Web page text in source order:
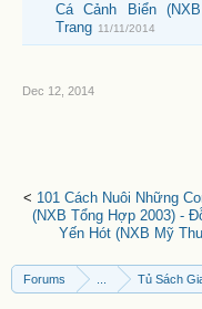
Cá Cảnh Biển
Trang 11/11/2014
Dec 12, 2014
< 101 Cách Nuôi Những
(NXB Tổng Hợp 2003) -
Yến Hót (NXB Mỹ
Forums Tủ Sách